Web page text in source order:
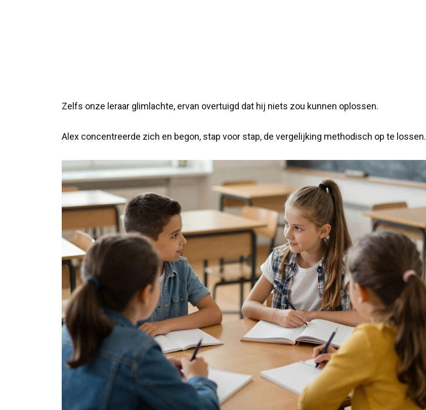
Zelfs onze leraar glimlachte, ervan overtuigd dat hij niets zou kunnen oplossen.
Alex concentreerde zich en begon, stap voor stap, de vergelijking methodisch op te lossen.